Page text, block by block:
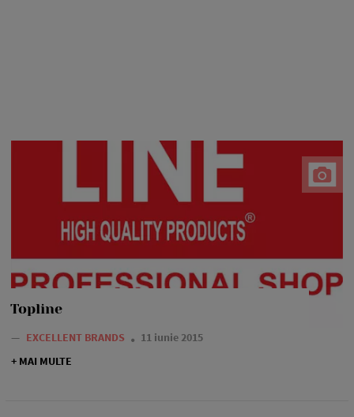
Topline
— EXCELLENT BRANDS
11 iunie 2015
+ MAI MULTE